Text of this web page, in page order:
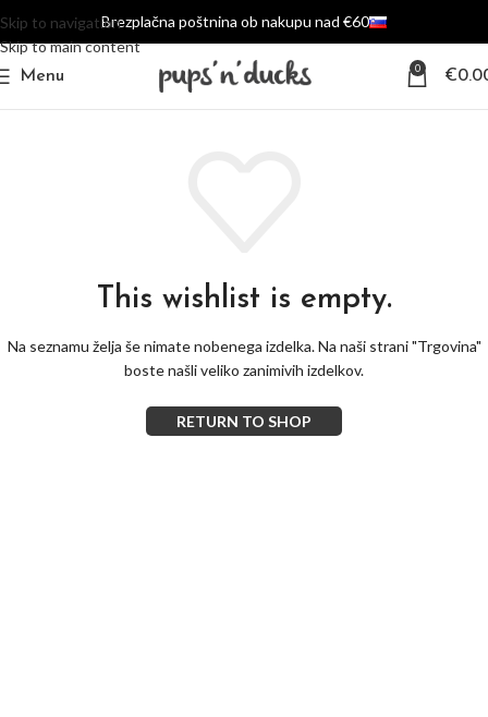
Skip to navigation
Skip to main content
Brezplačna poštnina ob nakupu nad €60
Menu 0 €
This wishlist is empty.
Na seznamu želja še nimate nobenega izdelka.Na naši strani "Trgovina"
boste našli veliko zanimivih izdelkov.
RETURN TO SHOP